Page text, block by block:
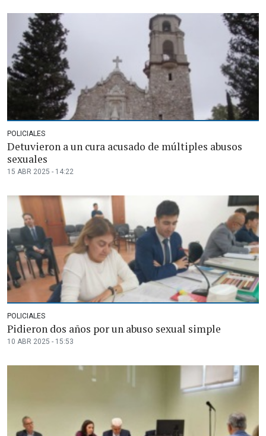
POLICIALES
Detuvieron a un cura acusado de múltiples abusos
sexuales
15 ABR 2025 - 14:22
POLICIALES
Pidieron dos años por un abuso sexual simple
10 ABR 2025 - 15:53